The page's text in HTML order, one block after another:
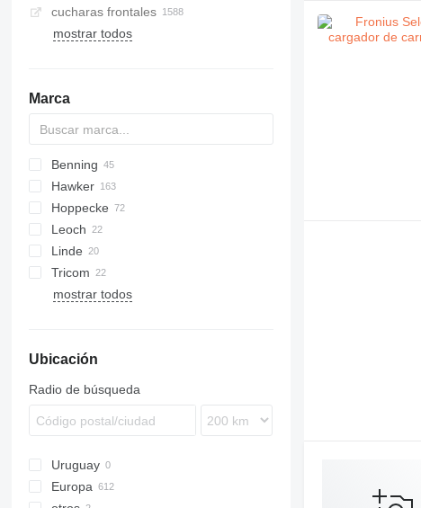
cucharas frontales
mostrar todos
Marca
S-series
Benning
Hawker
Hoppecke
Leoch
Linde
D-series
E-series
V-series
MX
Tricom
mostrar todos
Ubicación
Radio de búsqueda
Uruguay
Europa